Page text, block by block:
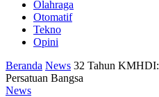
Olahraga
Otomatif
Tekno
Opini
Beranda News 32 Tahun KMHDI:
Persatuan Bangsa
News